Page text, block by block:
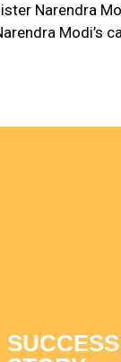
Narendra
Modi’s
SUCCESS